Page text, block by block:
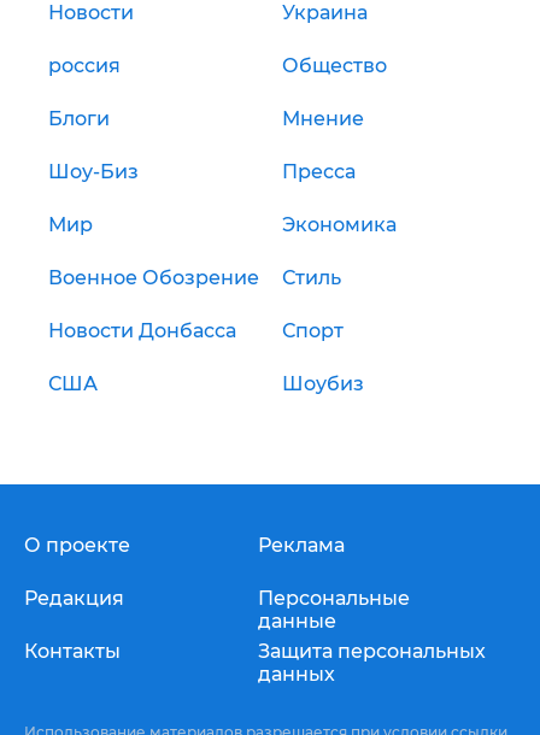
Новости Украина
россия Общество
Блоги Мнение
Шоу-Биз Пресса
Мир Экономика
Военное Обозрение Стиль
Новости Донбасса Спорт
США Шоубиз
О проекте
Редакция
Контакты
Реклама
Персональные
данные
Защита персональных
данных